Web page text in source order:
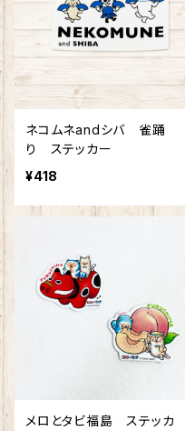
ネコムネandシバ 雀踊
り ステッカー
¥418
メロとタビ福島 ステッカ